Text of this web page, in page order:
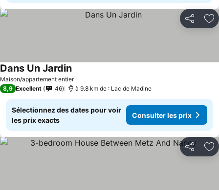
Partager
Maison/appartement entier
Dans Un Jardin
8,9 Excellent 46 à 9.8 km de : Lac de Madine
Sélectionnez des dates pour voir
les prix exacts
Consulter les prix
Partager